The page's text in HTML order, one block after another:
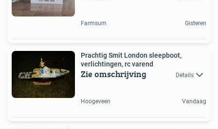
Farmsum Gisteren
Prachtig Smit London sleepboot,
verlichtingen, rc varend
Zie omschrijving Details
Hoogeveen Vandaag